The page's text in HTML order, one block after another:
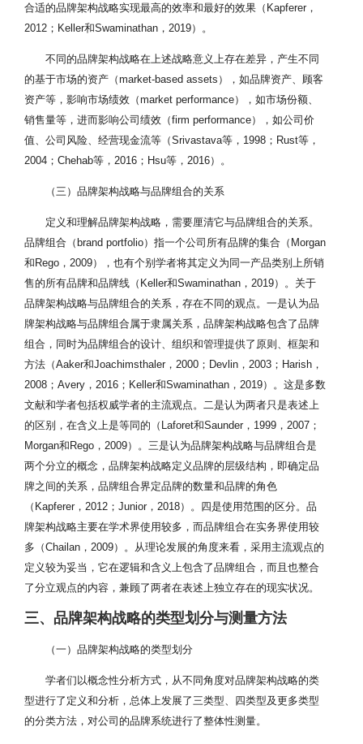
合适的品牌架构战略实现最高的效率和最好的效果（Kapferer，
2012；Keller和Swaminathan，2019）。
不同的品牌架构战略在上述战略意义上存在差异，产生不同
的基于市场的资产（market-based assets），如品牌资产、顾客
资产等，影响市场绩效（market performance），如市场份额、
销售量等，进而影响公司绩效（firm performance），如公司价
值、公司风险、经营现金流等（Srivastava等，1998；Rust等，
2004；Chehab等，2016；Hsu等，2016）。
（三）品牌架构战略与品牌组合的关系
定义和理解品牌架构战略，需要厘清它与品牌组合的关系。
品牌组合（brand portfolio）指一个公司所有品牌的集合（Morgan
和Rego，2009），也有个别学者将其定义为同一产品类别上所销
售的所有品牌和品牌线（Keller和Swaminathan，2019）。关于
品牌架构战略与品牌组合的关系，存在不同的观点。一是认为品
牌架构战略与品牌组合属于隶属关系，品牌架构战略包含了品牌
组合，同时为品牌组合的设计、组织和管理提供了原则、框架和
方法（Aaker和Joachimsthaler，2000；Devlin，2003；Harish，
2008；Avery，2016；Keller和Swaminathan，2019）。这是多数
文献和学者包括权威学者的主流观点。二是认为两者只是表述上
的区别，在含义上是等同的（Laforet和Saunder，1999，2007；
Morgan和Rego，2009）。三是认为品牌架构战略与品牌组合是
两个分立的概念，品牌架构战略定义品牌的层级结构，即确定品
牌之间的关系，品牌组合界定品牌的数量和品牌的角色
（Kapferer，2012；Junior，2018）。四是使用范围的区分。品
牌架构战略主要在学术界使用较多，而品牌组合在实务界使用较
多（Chailan，2009）。从理论发展的角度来看，采用主流观点的
定义较为妥当，它在逻辑和含义上包含了品牌组合，而且也整合
了分立观点的内容，兼顾了两者在表述上独立存在的现实状况。
三、品牌架构战略的类型划分与测量方法
（一）品牌架构战略的类型划分
学者们以概念性分析方式，从不同角度对品牌架构战略的类
型进行了定义和分析，总体上发展了三类型、四类型及更多类型
的分类方法，对公司的品牌系统进行了整体性测量。